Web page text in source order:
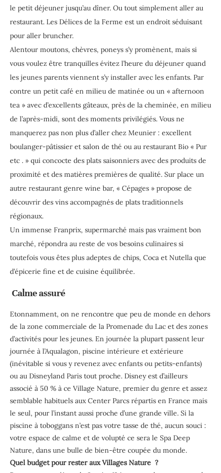
le petit déjeuner jusqu’au dîner. Ou tout simplement aller au
restaurant. Les Délices de la Ferme est un endroit séduisant
pour aller bruncher.
Alentour moutons, chèvres, poneys s’y promènent, mais si
vous voulez être tranquilles évitez l’heure du déjeuner quand
les jeunes parents viennent s’y installer avec les enfants. Par
contre un petit café en milieu de matinée ou un « afternoon
tea » avec d’excellents gâteaux, près de la cheminée, en milieu
de l’après-midi, sont des moments privilégiés. Vous ne
manquerez pas non plus d’aller chez Meunier : excellent
boulanger-pâtissier et salon de thé ou au restaurant Bio « Pur
etc . » qui concocte des plats saisonniers avec des produits de
proximité et des matières premières de qualité. Sur place un
autre restaurant genre wine bar, « Cépages » propose de
découvrir des vins accompagnés de plats traditionnels
régionaux.
Un immense Franprix, supermarché mais pas vraiment bon
marché, répondra au reste de vos besoins culinaires si
toutefois vous êtes plus adeptes de chips, Coca et Nutella que
d’épicerie fine et de cuisine équilibrée.
Calme assuré
Etonnamment, on ne rencontre que peu de monde en dehors
de la zone commerciale de la Promenade du Lac et des zones
d’activités pour les jeunes. En journée la plupart passent leur
journée à l’Aqualagon, piscine intérieure et extérieure
(inévitable si vous y revenez avec enfants ou petits-enfants)
ou au Disneyland Paris tout proche. Disney est d’ailleurs
associé à 50 % à ce Village Nature, premier du genre et assez
semblable habituels aux Center Parcs répartis en France mais
le seul, pour l’instant aussi proche d’une grande ville. Si la
piscine à toboggans n’est pas votre tasse de thé, aucun souci :
votre espace de calme et de volupté ce sera le Spa Deep
Nature, dans une bulle de bien-être coupée du monde.
Quel budget pour rester aux Villages Nature ?